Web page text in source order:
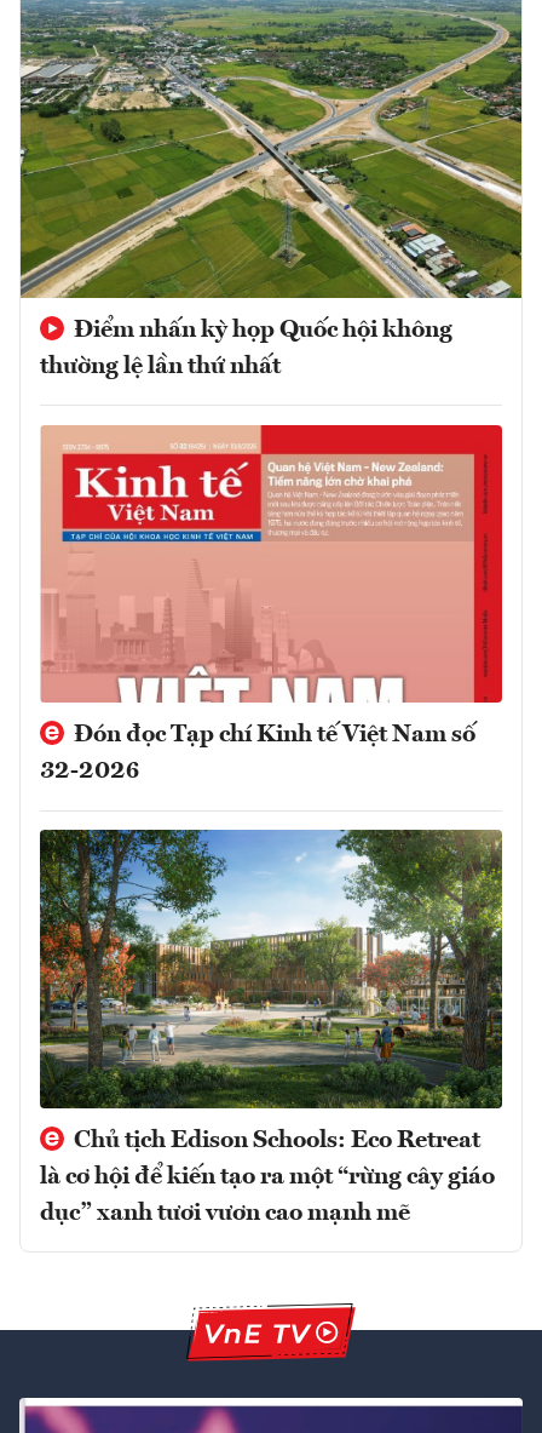
Điểm nhấn kỳ họp Quốc hội không
thường lệ lần thứ nhất
Đón đọc Tạp chí Kinh tế Việt Nam số
32-2026
Chủ tịch Edison Schools: Eco Retreat
là cơ hội để kiến tạo ra một “rừng cây giáo
dục” xanh tươi vươn cao mạnh mẽ